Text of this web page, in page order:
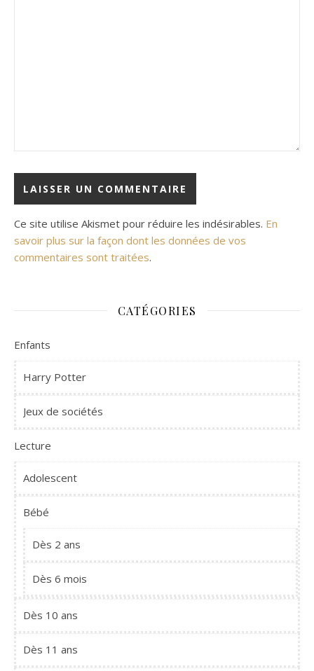
Ce site utilise Akismet pour réduire les indésirables. En
savoir plus sur la façon dont les données de vos
commentaires sont traitées.
CATÉGORIES
Enfants
Harry Potter
Jeux de sociétés
Lecture
Adolescent
Bébé
Dès 2 ans
Dès 6 mois
Dès 10 ans
Dès 11 ans